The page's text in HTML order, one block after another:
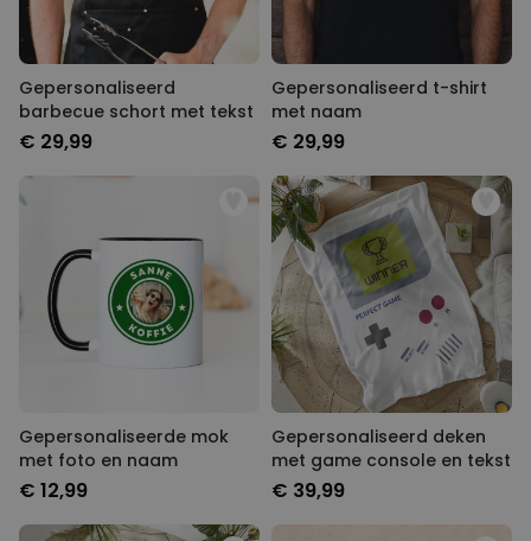
Gepersonaliseerd
barbecue schort met tekst
€ 29,99
Gepersonaliseerd t-shirt
met naam
€ 29,99
Gepersonaliseerde mok
met foto en naam
€ 12,99
Gepersonaliseerd deken
met game console en tekst
€ 39,99